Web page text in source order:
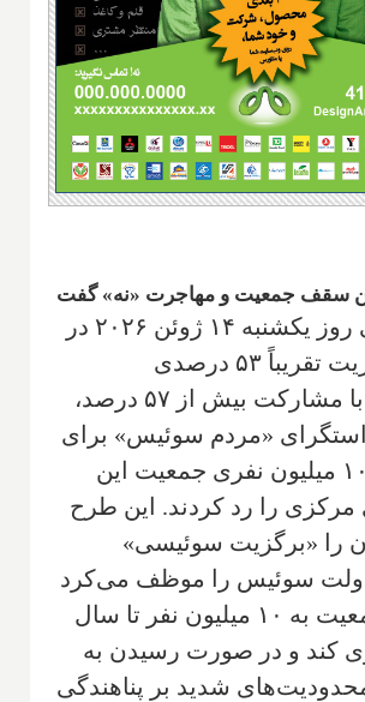
سقف جمعیت و مهاجرت «نه» گفت
در همه‌پرسی روز یکشنبه ۱۴ ژوئن ۲۰۲۶ در
سوئیس، اکثریت تقریباً ۵۳ درصدی
رأی‌دهندگان با مشارکت بیش از ۵۷ درصد،
«مردم سوئیس» برای
تعیین سقف ۱۰ میلیون نفری جمعیت این
مرکزی را رد کردند. این طرح
را «برگزیت سوئیسی»
دولت سوئیس را موظف می‌کرد
از رسیدن جمعیت به ۱۰ میلیون نفر تا سال
کند و در صورت رسیدن به
محدودیت‌های شدید بر پناهندگی